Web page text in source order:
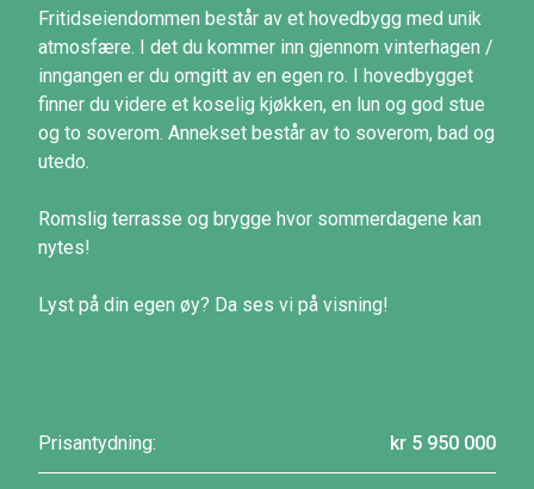
Fritidseiendommen består av et hovedbygg med unik
atmosfære. I det du kommer inn gjennom vinterhagen /
inngangen er du omgitt av en egen ro. I hovedbygget
finner du videre et koselig kjøkken, en lun og god stue
og to soverom. Annekset består av to soverom, bad og
utedo.
Romslig terrasse og brygge hvor sommerdagene kan
nytes!
Lyst på din egen øy? Da ses vi på visning!
Prisantydning: kr 5 950 000